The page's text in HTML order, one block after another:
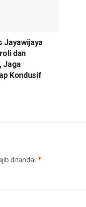
Jayawijaya
dan
Jaga
Kondusif
ditandai *